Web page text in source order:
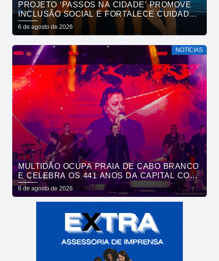
PROJETO ‘PASSOS NA CIDADE’ PROMOVE
INCLUSÃO SOCIAL E FORTALECE CUIDADO
EM SAÚDE MENTAL POR MEIO DA CORRIDA
6 de agosto de 2026
NOTÍCIAS
MULTIDÃO OCUPA PRAIA DE CABO BRANCO
E CELEBRA OS 441 ANOS DA CAPITAL COM
SHOWS DE ROUPA NOVA E FÁBIO JR
6 de agosto de 2026